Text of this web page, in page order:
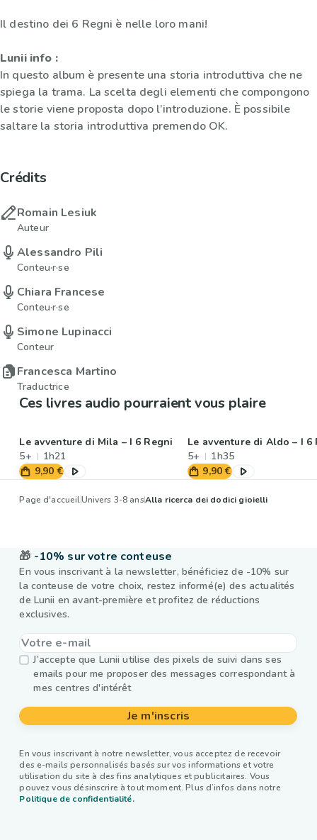
Il destino dei 6 Regni è nelle loro mani!
Lunii info :
In questo album è presente una storia introduttiva che ne
spiega la trama. La scelta degli elementi che compongono
le storie viene proposta dopo l’introduzione. È possibile
saltare la storia introduttiva premendo OK.
Crédits
Romain Lesiuk
Auteur
Alessandro Pili
Conteu·r·se
Chiara Francese
Conteu·r·se
Simone Lupinacci
Conteur
Francesca Martino
Traductrice
Ces livres audio pourraient vous plaire
Le avventure di Mila – I 6 Regni
5+
1h21
9,90 €
Le avventure di Aldo – I 6
5+
1h35
9,90 €
Page d'accueilUnivers 3-8 ansAlla ricerca dei dodici gioielli
🎁 -10% sur votre conteuse
En vous inscrivant à la newsletter, bénéficiez de -10% sur
la conteuse de votre choix, restez informé(e) des actualités
de Lunii en avant-première et profitez de réductions
exclusives.
J’accepte que Lunii utilise des pixels de suivi dans ses
emails pour me proposer des messages correspondant à
mes centres d'intérêt
Je m'inscris
En vous inscrivant à notre newsletter, vous acceptez de recevoir
des e-mails personnalisés basés sur vos informations et votre
utilisation du site à des fins analytiques et publicitaires. Vous
pouvez vous désinscrire à tout moment. Plus d’infos dans notre
Politique de confidentialité.